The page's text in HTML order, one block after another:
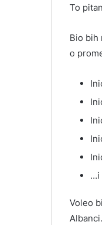
To
Bio bih
o
…i
Voleo
Albanci.